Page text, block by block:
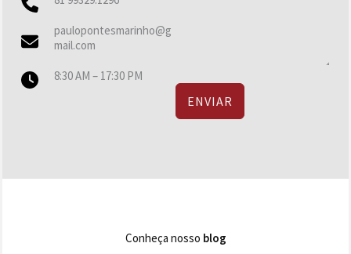
paulopontesmarinho@g
mail.com
8:30 AM – 17:30 PM
ENVIAR
Conheça nosso blog